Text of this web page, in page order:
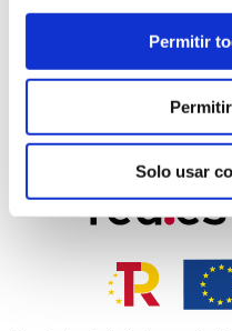
Permitir
Solo usar
GENERATION (EU) DEL